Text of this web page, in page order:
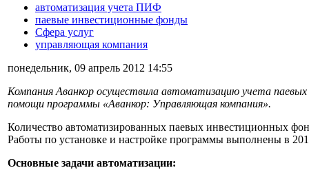
автоматизация учета ПИФ
паевые инвестиционные фонды
Сфера услуг
управляющая компания
понедельник, 09 апрель 2012 14:55
Компания Аванкор осуществила автоматизацию учета
помощи программы «Аванкор: Управляющая компания».
Количество автоматизированных паевых инвестиционных
Работы по установке и настройке программы выполнены в
Основные задачи автоматизации: